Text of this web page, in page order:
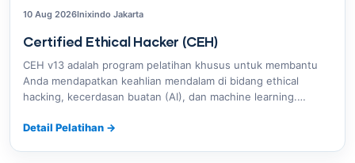
10 Aug 2026Inixindo Jakarta
Certified Ethical Hacker (CEH)
CEH v13 adalah program pelatihan khusus untuk membantu
Anda mendapatkan keahlian mendalam di bidang ethical
hacking, kecerdasan buatan (AI), dan machine learning.…
Detail Pelatihan →